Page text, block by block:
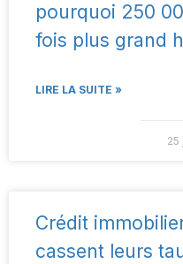
pourquoi 250
fois plus grand
LIRE LA SUITE »
25
Crédit
cassent leurs